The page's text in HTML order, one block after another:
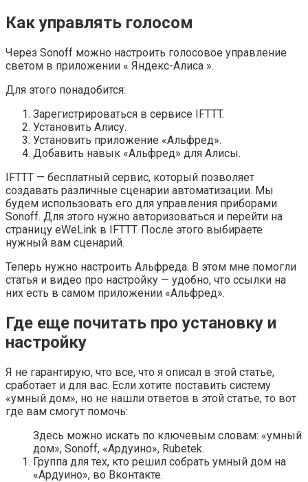
Как управлять голосом
Через Sonoff можно настроить голосовое управление
светом в приложении « Яндекс-Алиса ».
Для этого понадобится:
Зарегистрироваться в сервисе IFTTT.
Установить Алису.
Установить приложение «Альфред».
Добавить навык «Альфред» для Алисы.
IFTTT — бесплатный сервис, который позволяет
создавать различные сценарии автоматизации. Мы
будем использовать его для управления приборами
Sonoff. Для этого нужно авторизоваться и перейти на
страницу eWeLink в IFTTT. После этого выбираете
нужный вам сценарий.
Теперь нужно настроить Альфреда. В этом мне помогли
статья и видео про настройку — удобно, что ссылки на
них есть в самом приложении «Альфред».
Где еще почитать про установку и
настройку
Я не гарантирую, что все, что я описал в этой статье,
сработает и для вас. Если хотите поставить систему
«умный дом», но не нашли ответов в этой статье, то вот
где вам смогут помочь:
Здесь можно искать по ключевым словам: «умный
дом», Sonoff, «Ардуино», Rubetek.
Группа для тех, кто решил собрать умный дом на
«Ардуино», во Вконтакте.